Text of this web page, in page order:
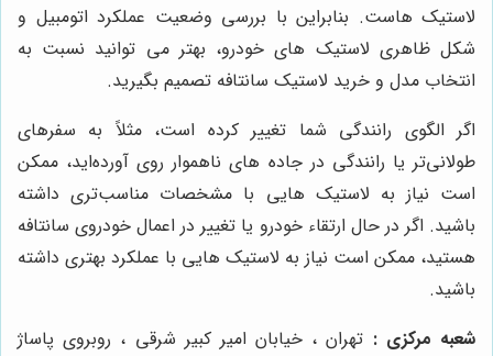
لاستیک هاست. بنابراین با بررسی وضعیت عملکرد اتومبیل و
شکل ظاهری لاستیک های خودرو، بهتر می توانید نسبت به
انتخاب مدل و خرید لاستیک سانتافه تصمیم بگیرید.
اگر الگوی رانندگی شما تغییر کرده است، مثلاً به سفرهای
طولانی‌تر یا رانندگی در جاده های ناهموار روی آورده‌اید، ممکن
است نیاز به لاستیک هایی با مشخصات مناسب‌تری داشته
باشید. اگر در حال ارتقاء خودرو یا تغییر در اعمال خودروی سانتافه
هستید، ممکن است نیاز به لاستیک هایی با عملکرد بهتری داشته
باشید.
شعبه مرکزی : تهران ، خیابان امیر کبیر شرقی ، روبروی پاساژ